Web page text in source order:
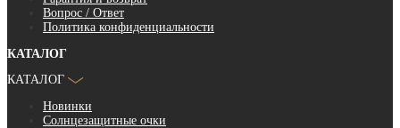
Вопрос / Ответ
Политика конфиденциальности
КАТАЛОГ
КАТАЛОГ
Новинки
Солнцезащитные очки